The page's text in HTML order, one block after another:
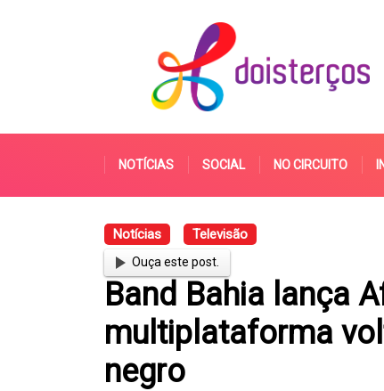
NOTÍCIAS SOCIAL NO CIRCUITO
Notícias Televisão
Ouça este post.
Band Bahia lança
multiplataforma
negro